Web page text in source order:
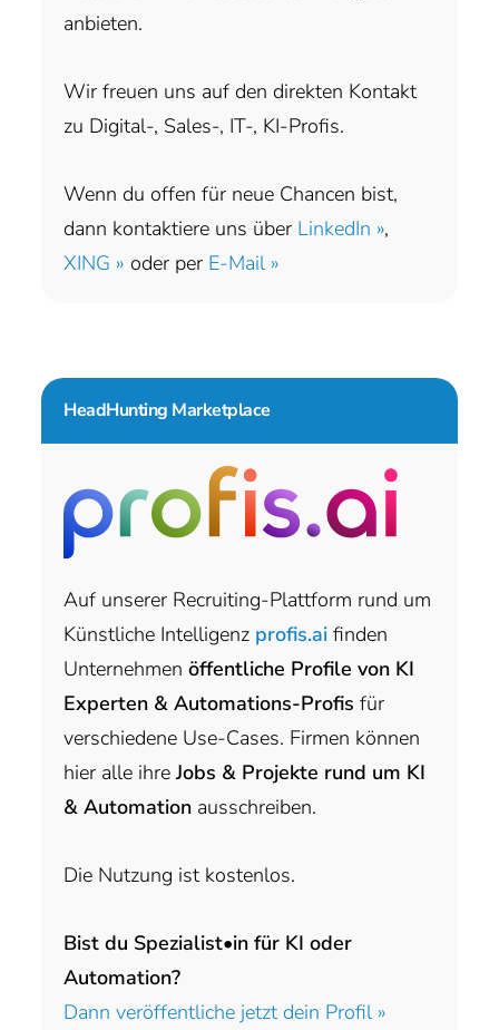
anbieten.
Wir freuen uns auf den direkten Kontakt
zu Digital-, Sales-, IT-, KI-Profis.
Wenn du offen für neue Chancen bist,
dann kontaktiere uns über LinkedIn »,
XING » oder per E-Mail »
HeadHunting Marketplace
Auf unserer Recruiting-Plattform rund um
Künstliche Intelligenz profis.ai finden
Unternehmen öffentliche Profile von KI
Experten & Automations-Profis für
verschiedene Use-Cases. Firmen können
hier alle ihreJobs & Projekte rund um KI
& Automation ausschreiben.
Die Nutzung ist kostenlos.
Bist du Spezialist•in für KI oder
Automation?
Dann veröffentliche jetzt dein Profil »